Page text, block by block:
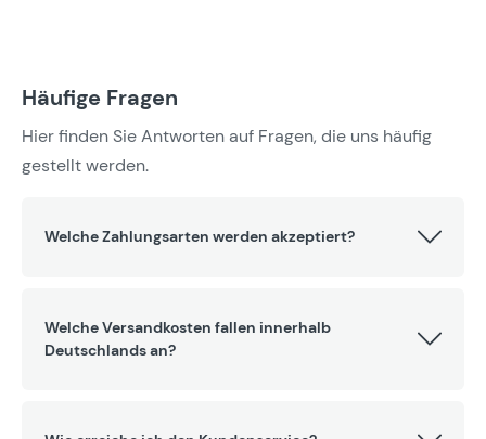
Häufige Fragen
Hier finden Sie Antworten auf Fragen, die uns häufig
gestellt werden.
Welche Zahlungsarten werden akzeptiert?
Welche Versandkosten fallen innerhalb
Deutschlands an?